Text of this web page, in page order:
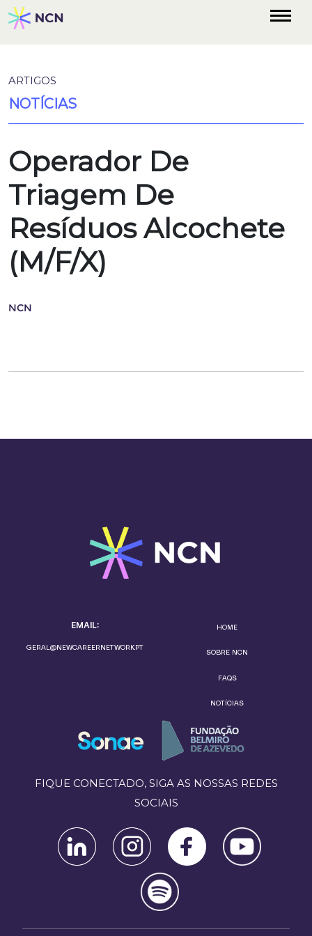
ARTIGOS
NOTÍCIAS
Operador De
Triagem De
Resíduos Alcochete
(M/F/X)
NCN
EMAIL:
GERAL@NEWCAREERNETWORK.PT
HOME
SOBRE NCN
FAQS
NOTÍCIAS
FIQUE CONECTADO, SIGA AS NOSSAS REDES
SOCIAIS